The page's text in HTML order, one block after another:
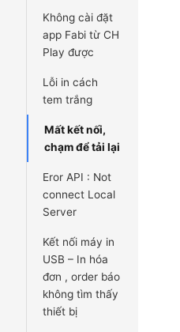
Không cài đặt
app Fabi từ CH
Play được
Lỗi in cách
tem trắng
Mất kết nối,
chạm để tải lại
Eror API : Not
connect Local
Server
Kết nối máy in
USB – In hóa
đơn , order báo
không tìm thấy
thiết bị